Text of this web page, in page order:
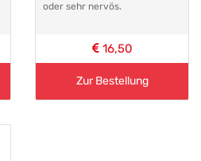
oder sehr nervös.
16,50
Zur Bestellung